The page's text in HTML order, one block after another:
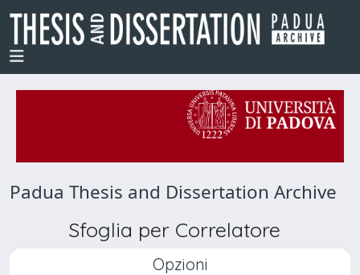
Padua Thesis and Dissertation Archive
Sfoglia per Correlatore
Opzioni